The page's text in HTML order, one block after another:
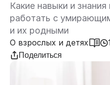
Какие навыки и
работать с
и их родными
О взрослых и детях
Поделиться